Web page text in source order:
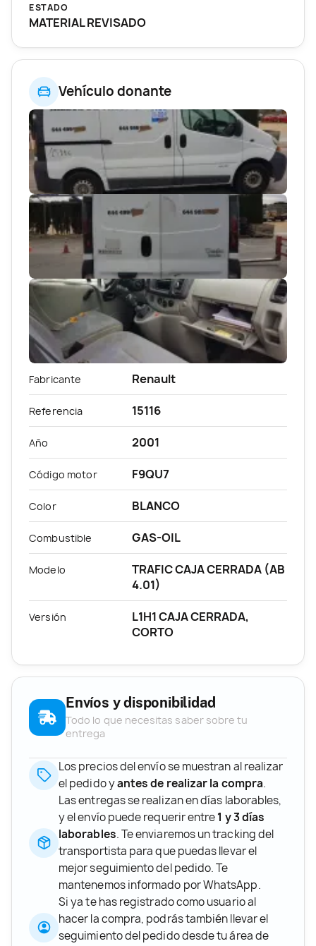
Vehículo donante
Fabricante Renault
Referencia 15116
Año 2001
Código motor F9QU7
Color BLANCO
Combustible GAS-OIL
Modelo
TRAFIC CAJA CERRADA (AB
4.01)
Versión
L1H1 CAJA CERRADA,
CORTO
ESTADO
MATERIAL REVISADO
Envíos y disponibilidad
Todo lo que necesitas saber sobre tu
entrega
Los precios del envío se muestran al realizar
el pedido yantes de realizar la compra.
Las entregas se realizan en días laborables,
y el envío puede requerir entre1 y 3 días
laborables. Te enviaremos un tracking del
transportista para que puedas llevar el
mejor seguimiento del pedido. Te
mantenemos informado por WhatsApp.
Si ya te has registrado como usuario al
hacer la compra, podrás también llevar el
seguimiento del pedido desde tu área de